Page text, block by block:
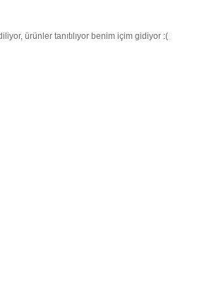
ürünler tanıtılıyor benim içim gidiyor :(